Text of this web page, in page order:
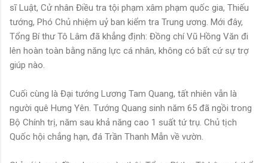
sĩ Luật, Cử nhân Điều tra tội phạm xâm phạm quốc gia, Thiếu
tướng, Phó Chủ nhiệm uỷ ban kiểm tra Trung ương. Mới đây,
Tổng Bí thư Tô Lâm đã khẳng định: Đồng chí Vũ Hồng Văn đi
lên hoàn toàn bằng năng lực cá nhân, không có bất cứ sự trợ
giúp nào.
Cuối cùng là Đại tướng Lương Tam Quang, tất nhiên vẫn là
người quê Hưng Yên. Tướng Quang sinh năm 65 đã ngồi trong
Bộ Chính trị, năm sau khả năng cao 1 suất tứ trụ. Chủ tịch
Quốc hội chẳng hạn, đá Trần Thanh Mẫn về vườn.